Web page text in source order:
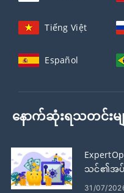
Tiếng Việt
Español
နောက်ဆုံးရသတင်းမျ
သင်၏အပ်
31/07/